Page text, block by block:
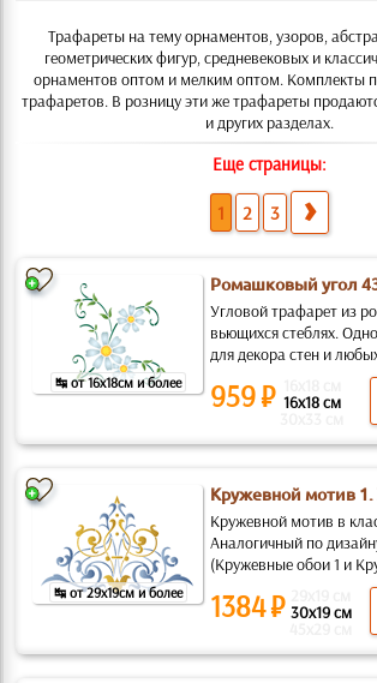
Трафареты на тему орнаментов, узоров,
геометрических фигур, средневековых и
орнаментов оптом и мелким оптом. Комплекты
трафаретов. В розницу эти же трафареты
и других разделах.
Еще страницы:
1 2 3
↹ от 16x18см и более
Ромашковый угол
Угловой трафарет из
вьющихся стеблях.
для декора стен и
959 ₽ 16x18 см
↹ от 29x19см и более
Кружевной мотив 1.
Кружевной мотив в
Аналогичный по
(Кружевные обои 1 и
1384 ₽ 30x19 см